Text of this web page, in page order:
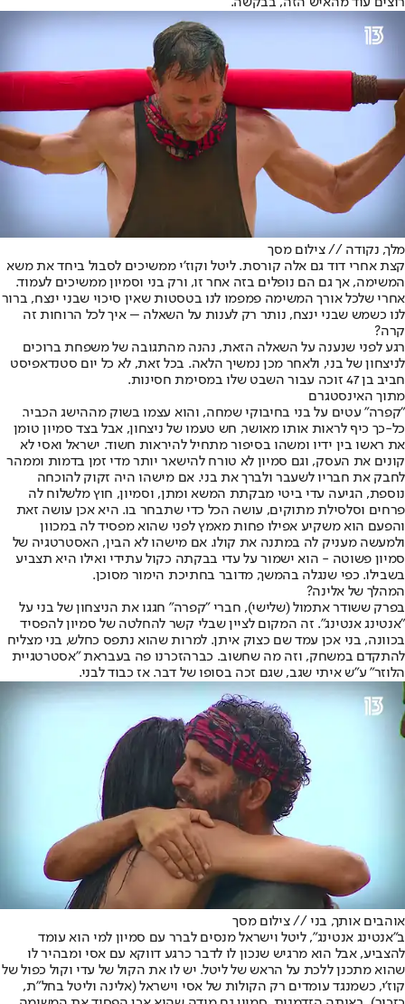
רוצים עוד מהאיש הזה, בבקשה.
מלך, נקודה // צילום מסך
קצת אחרי דוד גם אלה קורסת. ליטל וקוז'י ממשיכים לסבול ביחד את משא
המשימה, אך גם הם נופלים בזה אחר זו, ורק בני וסמיון ממשיכים לעמוד.
אחרי שלכל אורך המשימה פמפמו לנו בטסטות שאין סיכוי שבני ינצח, ברור
לנו כשמש שבני ינצח, נותר רק לענות על השאלה – איך לכל הרוחות זה
קרה?
רגע לפני שנענה על השאלה הזאת, נהנה מהתגובה של משפחת ברוכים
לניצחון של בני, ולאחר מכן נמשיך הלאה. בכל זאת, לא כל יום סטנדאפיסט
חביב בן 47 זוכה עבור השבט שלו במסימת חסינות.
מתוך האינסטגרם
"קפרה" עטים על בני בחיבוקי שמחה, והוא עצמו בשוק מההישג הכביר.
כל-כך כיף לראות אותו מאושר, חש טעמו של ניצחון, אבל בצד סמיון טומן
את ראשו בין ידיו ומשהו בסיפור מתחיל להיראות חשוד. ישראל ואסי לא
קונים את העסק, וגם סמיון לא טורח להישאר יותר מדי זמן בדמות וממהר
לחבק את חבריו לשעבר ולברך את בני. אם מישהו היה זקוק להוכחה
נוספת, הגיעה עדי ביטי מבקתת המשא ומתן, וסמיון, חוץ מלשלוח לה
פרחים וסלסילת מתוקים, עושה הכל כדי שתבחר בו. היא אכן עושה זאת
והפעם הוא משקיע אפילו פחות מאמץ לפני שהוא מפסיד לה במכוון
ולמעשה מעניק לה במתנה את קולו. אם מישהו לא הבין, האסטרטגיה של
סמיון פשוטה - הוא ישמור על עדי בבקתה כקול עתידי ואילו היא תצביע
בשבילו. כפי שנגלה בהמשך, מדובר בחתיכת הימור מסוכן.
המהלך של אלינה?
בפרק ששודר אתמול (שלישי), חברי "קפרה" חגגו את הניצחון של בני על
"אנטינג אנטינג". זה המקום לציין שבלי קשר להחלטה של סמיון להפסיד
בכוונה, בני אכן עמד שם כצוק איתן. למרות שהוא נתפס כחלש, בני מצליח
להתקדם במשחק, וזה מה שחשוב. כברהזכרנו פה בעבראת "אסטרטגיית
הלוזר" ע"ש איתי שגב, שגם זכה בסופו של דבר. אז כבוד לבני.
אוהבים אותך, בני // צילום מסך
ב"אנטינג אנטינג", ליטל וישראל מנסים לברר עם סמיון למי הוא עומד
להצביע, אבל הוא מרגיש שנכון לו לדבר כרגע דווקא עם אסי ומבהיר לו
שהוא מתכנן ללכת על הראש של ליטל. יש לו את הקול של עדי וקול כפול של
קוז'י, כשמנגד עומדים רק הקולות של אסי וישראל (אלינה וליטל בחל"ת,